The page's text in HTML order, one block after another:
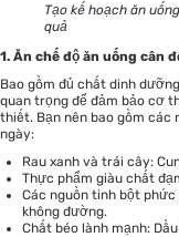
Tạo kế hoạch ăn
quả
1. Ăn chế độ ăn uống cân
Bao gồm đủ chất dinh
quan trọng để đảm bảo cơ
thiết. Bạn nên bao gồm các
ngày:
Rau xanh và trái cây:
Thực phẩm giàu chất
Các nguồn tinh bột
không đường.
Chất béo lành mạnh: